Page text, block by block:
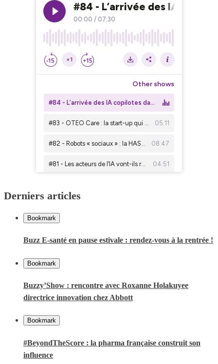
Derniers articles
Bookmark
Buzz E-santé en pause estivale : rendez-vous à la rentrée !
Bookmark
Buzzy’Show : rencontre avec Roxanne Holakuyee
directrice innovation chez Abbott
Bookmark
#BeyondTheScore : la pharma française construit son
influence